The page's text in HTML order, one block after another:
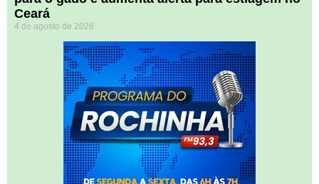
Ceará
4 de agosto de 2026